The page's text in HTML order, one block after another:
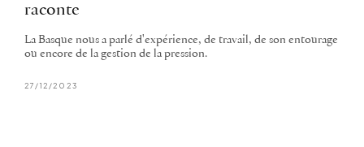
raconte
La Basque nous a parlé d'expérience, de travail, de son entourage
ou encore de la gestion de la pression.
27/12/2023